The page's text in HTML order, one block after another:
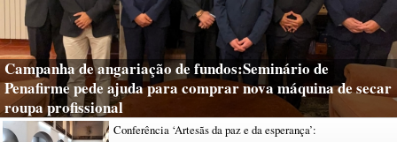
Campanha de angariação de fundos:Seminário de
Penafirme pede ajuda para comprar nova máquina de secar
roupa profissional
Conferência ‘Artesãs da paz e da esperança’: